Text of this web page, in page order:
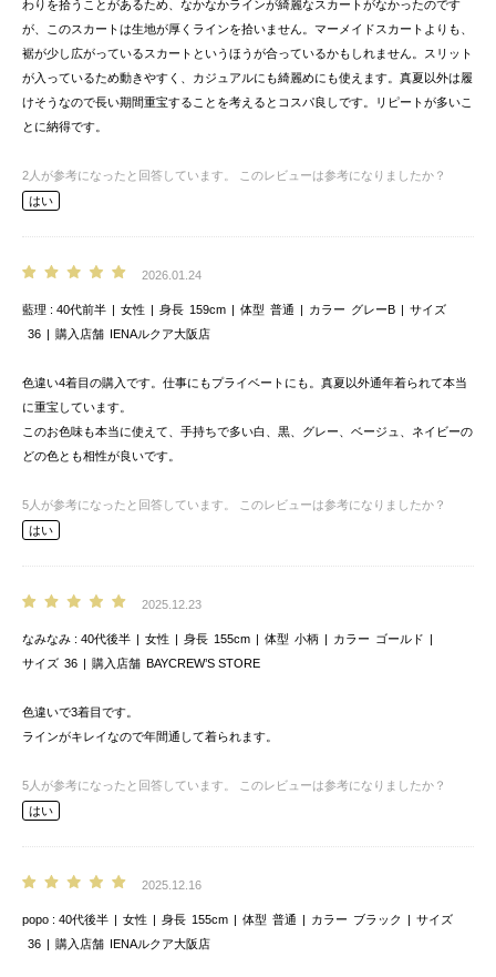
わりを拾うことがあるため、なかなかラインが綺麗なスカートがなかったのです
が、このスカートは生地が厚くラインを拾いません。マーメイドスカートよりも、
裾が少し広がっているスカートというほうが合っているかもしれません。スリット
が入っているため動きやすく、カジュアルにも綺麗めにも使えます。真夏以外は履
けそうなので長い期間重宝することを考えるとコスパ良しです。リピートが多いこ
とに納得です。
2 人が参考になったと回答しています。
このレビューは参考になりましたか？
はい
2026.01.24
藍理 40代前半 女性 身長 159cm 体型 普通 カラー グレーB
サイズ
36
購入店舗 IENAルクア大阪店
色違い4着目の購入です。仕事にもプライベートにも。真夏以外通年着られて本当
に重宝しています。
このお色味も本当に使えて、手持ちで多い白、黒、グレー、ベージュ、ネイビーの
どの色とも相性が良いです。
5 人が参考になったと回答しています。
このレビューは参考になりましたか？
はい
2025.12.23
なみなみ 40代後半 女性 身長 155cm 体型 小柄 カラー ゴールド
サイズ 36 購入店舗 BAYCREW’S STORE
色違いで3着目です。
ラインがキレイなので年間通して着られます。
5 人が参考になったと回答しています。
このレビューは参考になりましたか？
はい
2025.12.16
popo 40代後半 女性 身長 155cm 体型 普通 カラー ブラック
サイズ
36
購入店舗 IENAルクア大阪店